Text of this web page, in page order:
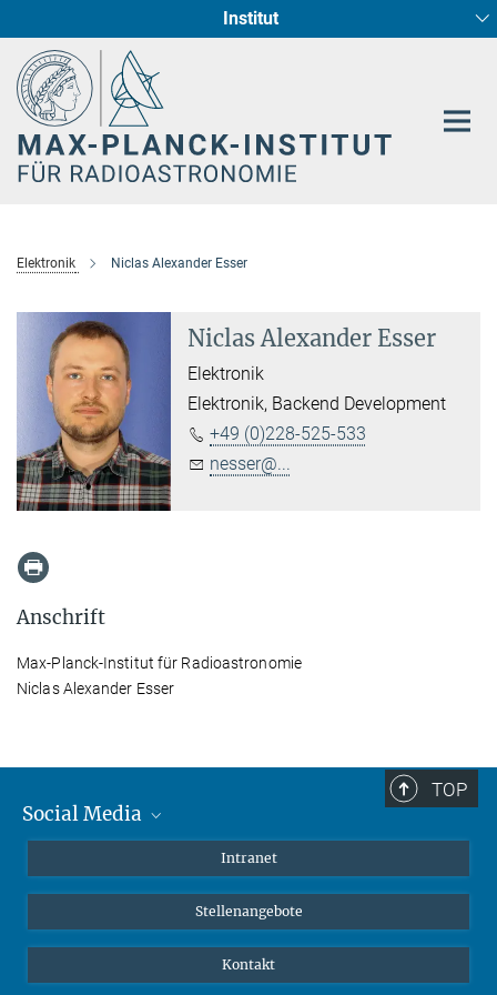
Institut
Radioastronomische Fundamentalphysik
Sternentstehung und Galaxienentwicklung
Elektronik Niclas Alexander Esser
Niclas Alexander Esser
Elektronik
Elektronik, Backend Development
+49 (0)228-525-533
nesser@...
Anschrift
Max-Planck-Institut für Radioastronomie
Niclas Alexander Esser
TOP
Social Media
LinkedIn
Intranet
Stellenangebote
Kontakt